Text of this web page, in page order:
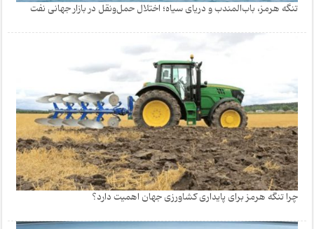
تنگه هرمز، باب‌المندب و دریای سیاه؛ اختلال حمل‌ونقل در بازار جهانی نفت
چرا تنگه هرمز برای پایداری کشاورزی جهان اهمیت دارد؟